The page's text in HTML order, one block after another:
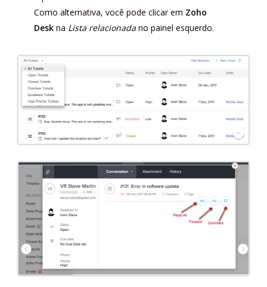
Como alternativa, você pode clicar em Zoho
Deskna Lista relacionada no painel esquerdo.